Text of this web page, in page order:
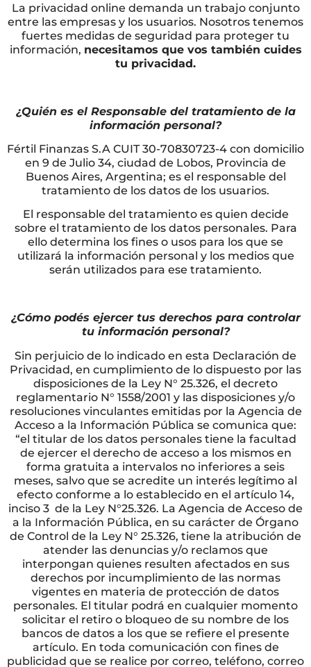
La privacidad online demanda un trabajo conjunto
entre las empresas y los usuarios. Nosotros tenemos
fuertes medidas de seguridad para proteger tu
información, necesitamos que vos también cuides
tu privacidad.
¿Quién es el Responsable del tratamiento de la
información personal?
Fértil Finanzas S.A CUIT 30-70830723-4 con domicilio
en 9 de Julio 34, ciudad de Lobos, Provincia de
Buenos Aires, Argentina; es el responsable del
tratamiento de los datos de los usuarios.
El responsable del tratamiento es quien decide
sobre el tratamiento de los datos personales. Para
ello determina los fines o usos para los que se
utilizará la información personal y los medios que
serán utilizados para ese tratamiento.
¿Cómo podés ejercer tus derechos para controlar
tu información personal?
Sin perjuicio de lo indicado en esta Declaración de
Privacidad, en cumplimiento de lo dispuesto por las
disposiciones de la Ley N° 25.326, el decreto
reglamentario N° 1558/2001 y las disposiciones y/o
resoluciones vinculantes emitidas por la Agencia de
Acceso a la Información Pública se comunica que:
“el titular de los datos personales tiene la facultad
de ejercer el derecho de acceso a los mismos en
forma gratuita a intervalos no inferiores a seis
meses, salvo que se acredite un interés legítimo al
efecto conforme a lo establecido en el artículo 14,
inciso 3 de la Ley N°25.326. La Agencia de Acceso de
a la Información Pública, en su carácter de Órgano
de Control de la Ley N° 25.326, tiene la atribución de
atender las denuncias y/o reclamos que
interpongan quienes resulten afectados en sus
derechos por incumplimiento de las normas
vigentes en materia de protección de datos
personales. El titular podrá en cualquier momento
solicitar el retiro o bloqueo de su nombre de los
bancos de datos a los que se refiere el presente
artículo. En toda comunicación con fines de
publicidad que se realice por correo, teléfono, correo